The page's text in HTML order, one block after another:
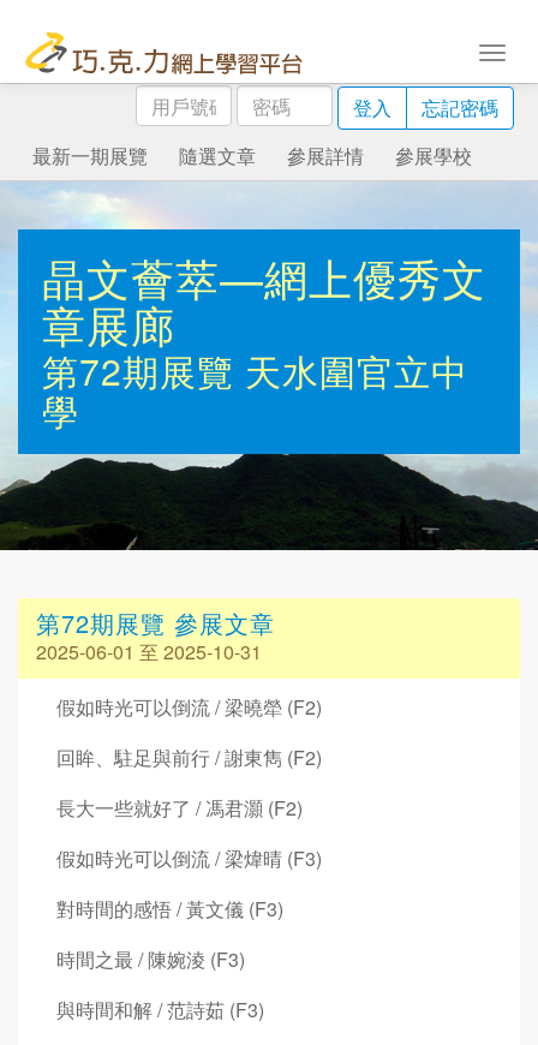
用
戶
號
碼
密
碼
登入
忘記密碼
最新一期展覽
隨選文章 參展詳情 參展學校
晶文薈萃—網上優秀文
章展廊
第72期展覽 天水圍官立中
學
第72期展覽 參展文章
2025-06-01 至 2025-10-31
假如時光可以倒流 / 梁曉犖 (F2)
回眸、駐足與前行 / 謝東雋 (F2)
長大一些就好了 / 馮君灝 (F2)
假如時光可以倒流 / 梁煒晴 (F3)
對時間的感悟 / 黃文儀 (F3)
時間之最 / 陳婉淩 (F3)
與時間和解 / 范詩茹 (F3)